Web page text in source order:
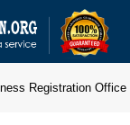
Registration Office